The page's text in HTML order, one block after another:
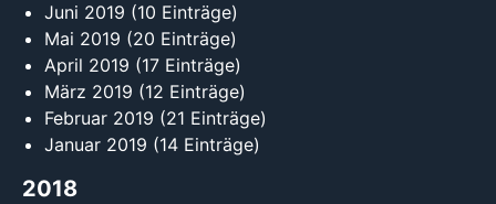
Juni 2019 (10 Einträge)
Mai 2019 (20 Einträge)
April 2019 (17 Einträge)
März 2019 (12 Einträge)
Februar 2019 (21 Einträge)
Januar 2019 (14 Einträge)
2018